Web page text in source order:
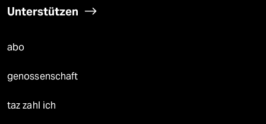
Unterstützen
abo
genossenschaft
taz zahl ich